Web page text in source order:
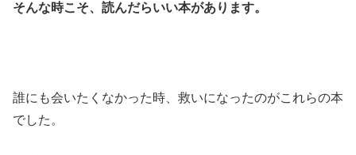
そんな時こそ、読んだらいい本があります。
誰にも会いたくなかった時、救いになったのがこれらの本
でした。